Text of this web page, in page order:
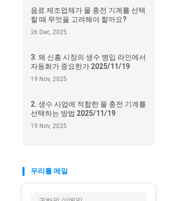
음료 제조업체가 물 충전 기계를 선택
할 때 무엇을 고려해야 할까요?
26 Dec, 2025
3. 왜 신흥 시장의 생수 병입 라인에서
자동화가 중요한가 2025/11/19
19 Nov, 2025
2. 생수 사업에 적합한 물 충전 기계를
선택하는 방법 2025/11/19
19 Nov, 2025
우리를 메일